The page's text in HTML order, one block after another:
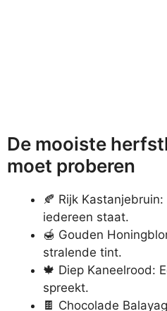
De mooiste
moet proberen
🍂 Rijk
iedereen staat.
🍯 Gouden
stralende tint.
🍁 Diep Kaneelrood:
spreekt.
🍫 Chocolade